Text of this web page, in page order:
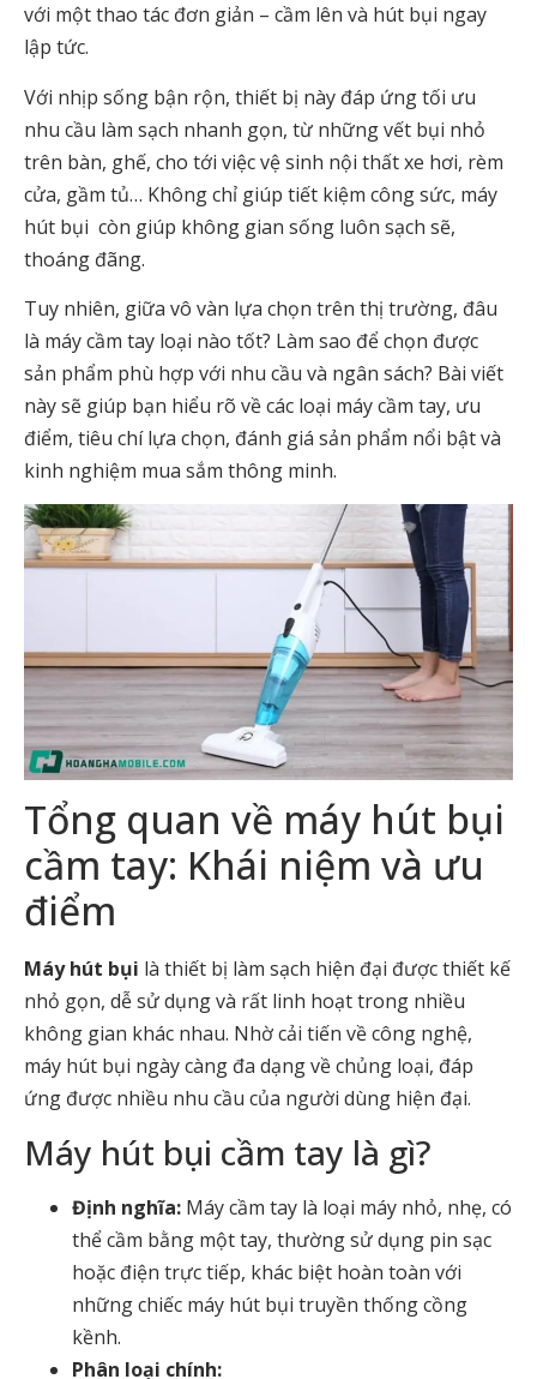
với một thao tác đơn giản – cầm lên và hút bụi ngay
lập tức.
Với nhịp sống bận rộn, thiết bị này đáp ứng tối ưu
nhu cầu làm sạch nhanh gọn, từ những vết bụi nhỏ
trên bàn, ghế, cho tới việc vệ sinh nội thất xe hơi, rèm
cửa, gầm tủ… Không chỉ giúp tiết kiệm công sức, máy
hút bụi còn giúp không gian sống luôn sạch sẽ,
thoáng đãng.
Tuy nhiên, giữa vô vàn lựa chọn trên thị trường, đâu
là máy cầm tay loại nào tốt? Làm sao để chọn được
sản phẩm phù hợp với nhu cầu và ngân sách? Bài viết
này sẽ giúp bạn hiểu rõ về các loại máy cầm tay, ưu
điểm, tiêu chí lựa chọn, đánh giá sản phẩm nổi bật và
kinh nghiệm mua sắm thông minh.
Tổng quan về máy hút bụi
cầm tay: Khái niệm và ưu
điểm
Máy hút bụi là thiết bị làm sạch hiện đại được thiết kế
nhỏ gọn, dễ sử dụng và rất linh hoạt trong nhiều
không gian khác nhau. Nhờ cải tiến về công nghệ,
máy hút bụi ngày càng đa dạng về chủng loại, đáp
ứng được nhiều nhu cầu của người dùng hiện đại.
Máy hút bụi cầm tay là gì?
Định nghĩa: Máy cầm tay là loại máy nhỏ, nhẹ, có
thể cầm bằng một tay, thường sử dụng pin sạc
hoặc điện trực tiếp, khác biệt hoàn toàn với
những chiếc máy hút bụi truyền thống cồng
kềnh.
Phân loại chính: